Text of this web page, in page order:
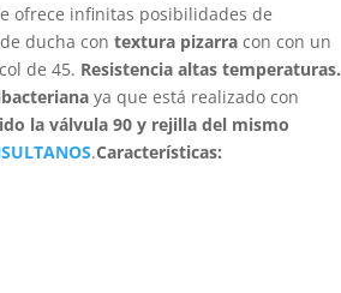
ofrece infinitas posibilidades de
ducha con textura pizarra con con un
de 45. Resistencia altas temperaturas.
ya que está realizado con
la válvula 90 y rejilla del mismo
.Características: